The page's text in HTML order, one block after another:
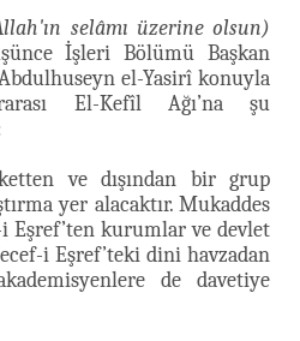
selâmı üzerine olsun)
İşleri Bölümü Başkan
el-Yasirî konuyla
El-Kefîl Ağı’na şu
ve dışından bir grup
yer alacaktır. Mukaddes
Eşref’ten kurumlar ve devlet
i Eşref’teki dini havzadan
de davetiye